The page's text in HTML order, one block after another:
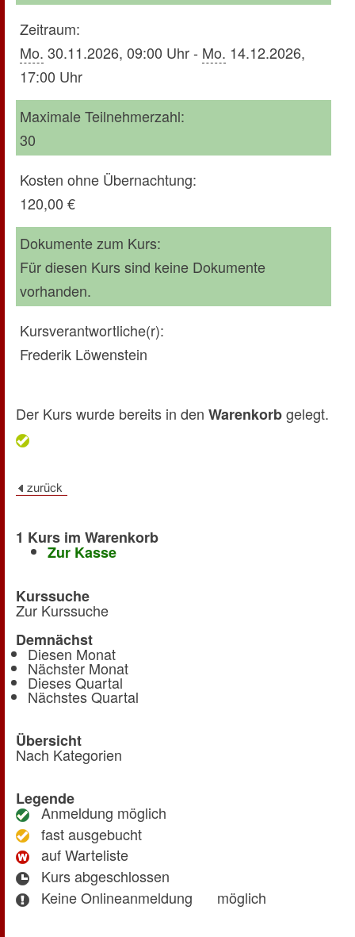
Zeitraum:
Mo. 30.11.2026, 09:00 Uhr - Mo. 14.12.2026,
17:00 Uhr
Maximale Teilnehmerzahl:
30
Kosten ohne Übernachtung:
120,00 €
Dokumente zum Kurs:
Für diesen Kurs sind keine Dokumente
vorhanden.
Kursverantwortliche(r):
Frederik Löwenstein
Der Kurs wurde bereits in den Warenkorbgelegt.
1 Kurs im Warenkorb
Zur Kasse
Kurssuche
Zur Kurssuche
Demnächst
Diesen Monat
Nächster Monat
Dieses Quartal
Nächstes Quartal
Übersicht
Nach Kategorien
Legende
Anmeldung möglich
fast ausgebucht
auf Warteliste
Kurs abgeschlossen
Keine Onlineanmeldung
möglich